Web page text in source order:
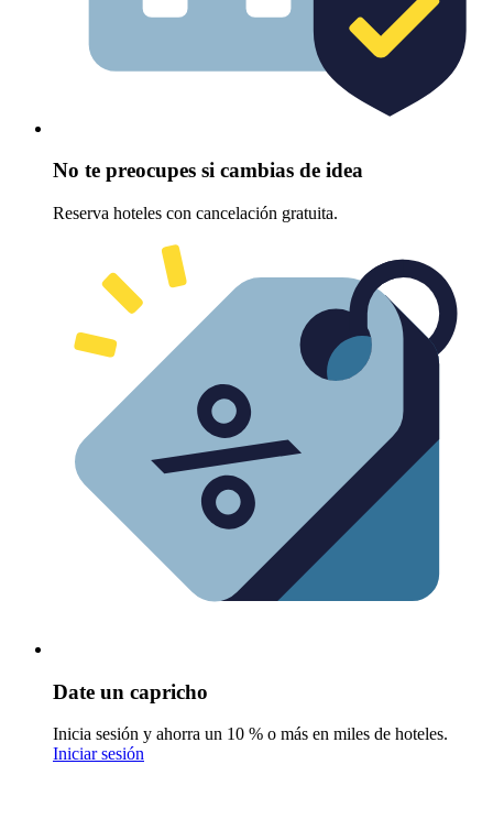
No te preocupes si cambias de idea
Reserva hoteles con cancelación gratuita.
Date un capricho
Inicia sesión y ahorra un 10 % o más en miles de hoteles.
Iniciar sesión